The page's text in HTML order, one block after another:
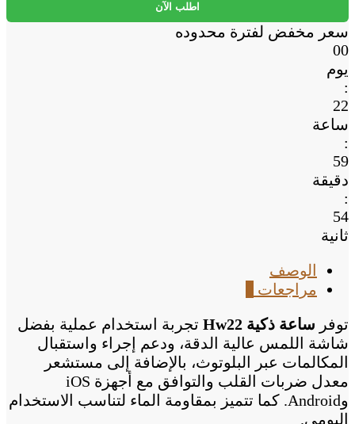
اطلب الآن
سعر مخفض لفترة محدوده
00
يوم
:
22
ساعة
:
59
دقيقة
:
54
ثانية
الوصف
مراجعات
توفر ساعة ذكية Hw22
تجربة استخدام عملية بفضل
شاشة اللمس عالية الدقة، ودعم إجراء واستقبال
المكالمات عبر البلوتوث، بالإضافة إلى مستشعر
معدل ضربات القلب والتوافق مع أجهزة iOS
وAndroid. كما تتميز بمقاومة الماء لتناسب الاستخدام
اليومي.